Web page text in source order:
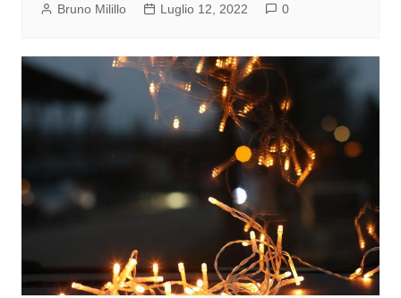
Bruno Milillo Luglio 12, 2022 0